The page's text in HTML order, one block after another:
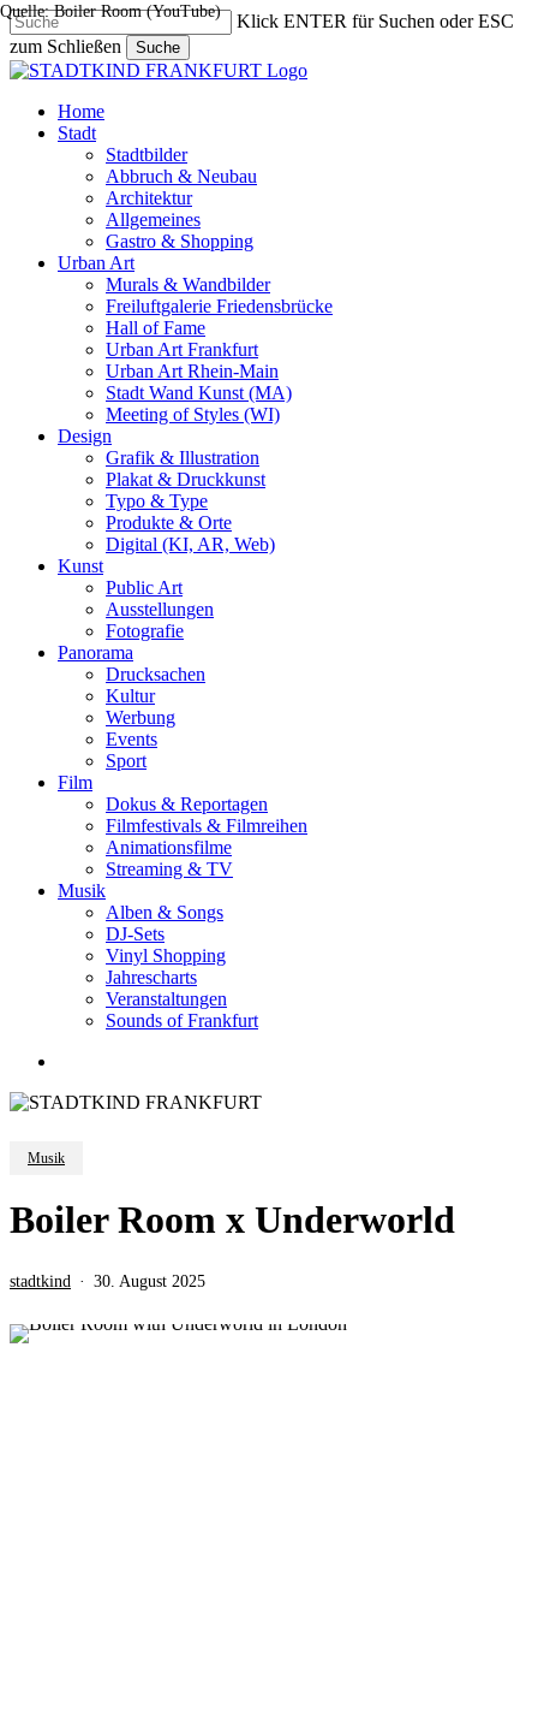
Skip
to
main
content
Klick ENTER für Suchen oder ESC
zum Schließen
Suche
Close
search
Menu
Home
Stadt
Stadtbilder
Abbruch & Neubau
Architektur
Allgemeines
Gastro & Shopping
Urban Art
Murals & Wandbilder
Freiluftgalerie Friedensbrücke
Hall of Fame
Urban Art Frankfurt
Urban Art Rhein-Main
Stadt Wand Kunst (MA)
Meeting of Styles (WI)
Design
Grafik & Illustration
Plakat & Druckkunst
Typo & Type
Produkte & Orte
Digital (KI, AR, Web)
Kunst
Public Art
Ausstellungen
Fotografie
Panorama
Drucksachen
Kultur
Werbung
Events
Sport
Film
Dokus & Reportagen
Filmfestivals & Filmreihen
Animationsfilme
Streaming & TV
Musik
Alben & Songs
DJ-Sets
Vinyl Shopping
Jahrescharts
Veranstaltungen
Sounds of Frankfurt
Musik
Boiler Room x Underworld
stadtkind 30. August 2025
Quelle: Boiler Room (YouTube)